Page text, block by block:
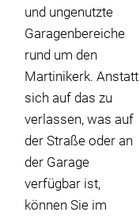
und ungenutzte
Garagenbereiche
rund um den
Martinikerk. Anstatt
sich auf das zu
verlassen, was auf
der Straße oder an
der Garage
verfügbar ist,
können Sie im